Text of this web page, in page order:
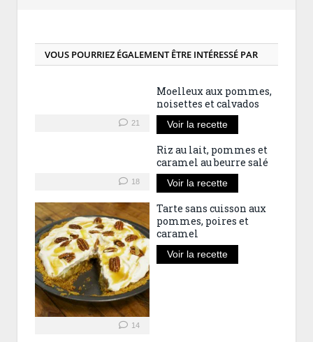
VOUS POURRIEZ ÉGALEMENT ÊTRE INTÉRESSÉ PAR
21
Moelleux aux pommes,
noisettes et calvados
Voir la recette
18
Riz au lait, pommes et
caramel au beurre salé
Voir la recette
14
Tarte sans cuisson aux
pommes, poires et
caramel
Voir la recette